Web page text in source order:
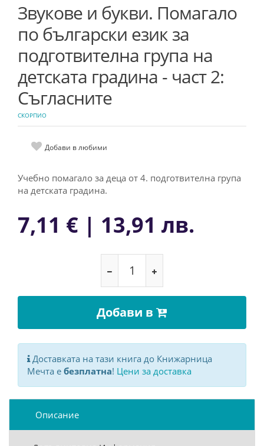
Звукове и букви. Помагало
по български език за
подготвителна група на
детската градина - част 2:
Съгласните
СКОРПИО
Добави в любими
Учебно помагало за деца от 4. подготвителна група
на детската градина.
7,11 € | 13,91 лв.
Добави в
Доставката на тази книга до Книжарница
Мечта е безплатна! Цени за доставка
Описание